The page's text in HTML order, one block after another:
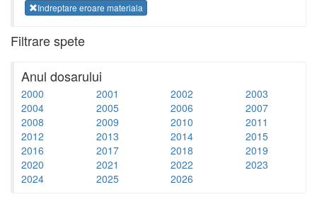
Indreptare eroare materiala
Filtrare spete
Anul dosarului
2000 2001 2002
2003
2004
2005 2006
2007
2008
2009 2010
2011
2012
2013 2014
2015
2016
2017 2018
2019
2020
2021 2022
2023
2024
2025 2026